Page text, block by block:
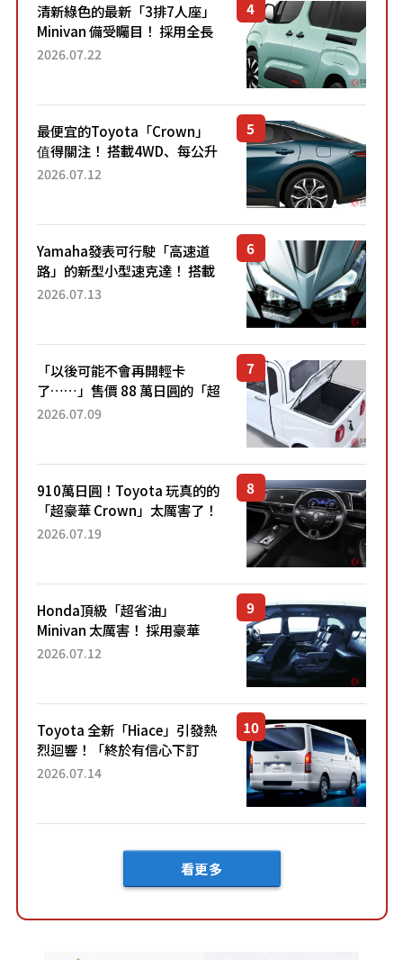
清新綠色的最新「3排7人座」
Minivan 備受矚目！ 採用全長
4.7公尺剛剛好的車身尺寸與
2026.07.22
最便宜的Toyota「Crown」
值得關注！ 搭載4WD、每公升
22.4公里低油耗表現超亮眼！
2026.07.12
Yamaha發表可行駛「高速道
路」的新型小型速克達！ 搭載
能享受超強勁「渦輪感」的動
2026.07.13
「以後可能不會再開輕卡
了……」售價 88 萬日圓的「超
迷你輕型貨車」引發兩極評
了！...
2026.07.09
910萬日圓！Toyota 玩真的的
「超豪華 Crown」太厲害了！
採用由「匠人技藝」打造的
2026.07.19
Honda頂級「超省油」
Minivan 太厲害！ 採用豪華
「真皮座椅」與專屬「黑色內
「三...
2026.07.12
Toyota 全新「Hiace」引發熱
烈迴響！「終於有信心下訂
了！」「哪個等級交車最
車？...
2026.07.14
看更多